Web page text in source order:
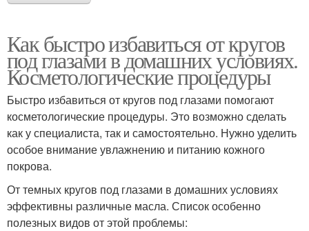
Как быстро избавиться от кругов
под глазами в домашних условиях.
Косметологические процедуры
Быстро избавиться от кругов под глазами помогают
косметологические процедуры. Это возможно сделать
как у специалиста, так и самостоятельно. Нужно уделить
особое внимание увлажнению и питанию кожного
покрова.
От темных кругов под глазами в домашних условиях
эффективны различные масла. Список особенно
полезных видов от этой проблемы: